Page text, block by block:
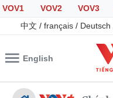
VOV1 VOV2 VOV3
中文 / français / Deutsch
English